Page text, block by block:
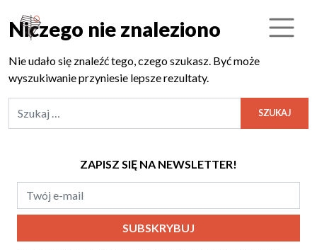
Niczego nie znaleziono
Nie udało się znaleźć tego, czego szukasz. Być może
wyszukiwanie przyniesie lepsze rezultaty.
ZAPISZ SIĘ NA NEWSLETTER!